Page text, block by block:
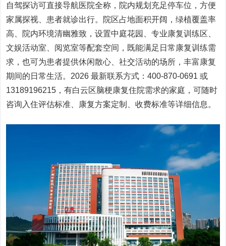
自驾探访可直接导航医院全称，院内规划充足停车位，方便
家属探视、患者就诊出行。院区占地面积开阔，绿植覆盖率
高、院内环境清幽雅致，设置中庭花园、专业康复训练区、
文娱活动室、阅览室等配套空间，既能满足日常康复训练需
求，也可为患者提供休闲散心、社交活动的场所，丰富康复
期间的日常生活。2026 最新联系方式：400-870-0691 或
13189196215，有白云区脑梗康复住院需求的家庭，可随时
咨询入住评估标准、康复方案定制、收费标准等详细信息。